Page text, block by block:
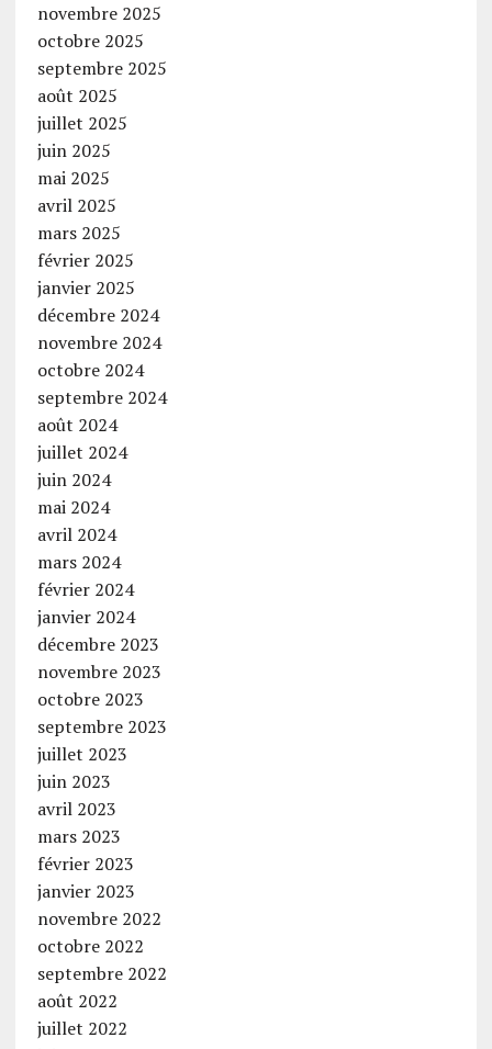
novembre 2025
octobre 2025
septembre 2025
août 2025
juillet 2025
juin 2025
mai 2025
avril 2025
mars 2025
février 2025
janvier 2025
décembre 2024
novembre 2024
octobre 2024
septembre 2024
août 2024
juillet 2024
juin 2024
mai 2024
avril 2024
mars 2024
février 2024
janvier 2024
décembre 2023
novembre 2023
octobre 2023
septembre 2023
juillet 2023
juin 2023
avril 2023
mars 2023
février 2023
janvier 2023
novembre 2022
octobre 2022
septembre 2022
août 2022
juillet 2022